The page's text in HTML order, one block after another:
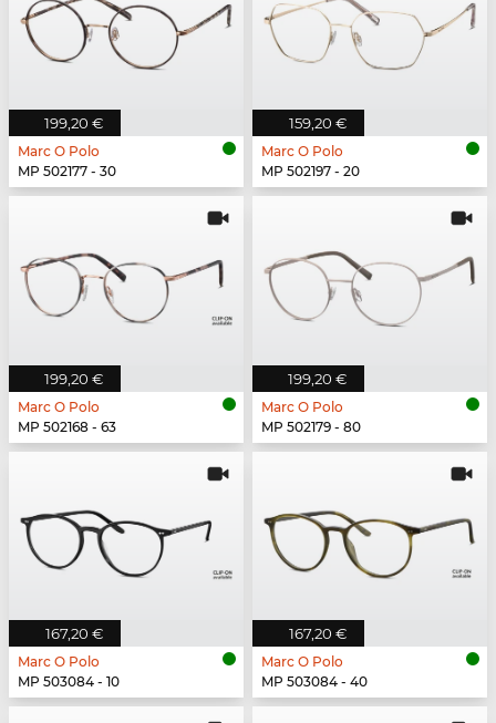
199,20 €
Marc O Polo
MP 502177 - 30
159,20 €
Marc O Polo
MP 502197 - 20
199,20 €
Marc O Polo
MP 502168 - 63
199,20 €
Marc O Polo
MP 502179 - 80
167,20 €
Marc O Polo
MP 503084 - 10
167,20 €
Marc O Polo
MP 503084 - 40